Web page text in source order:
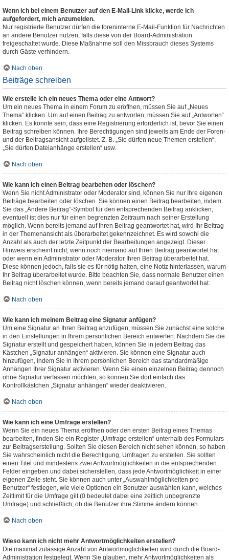
Wenn ich bei einem Benutzer auf den E-Mail-Link klicke, werde ich
aufgefordert, mich anzumelden.
Nur registrierte Benutzer dürfen die foreninterne E-Mail-Funktion für Nachrichten
an andere Benutzer nutzen, falls diese von der Board-Administration
freigeschaltet wurde. Diese Maßnahme soll den Missbrauch dieses Systems
durch Gäste verhindern.
Nach oben
Beiträge schreiben
Wie erstelle ich ein neues Thema oder eine Antwort?
Um ein neues Thema in einem Forum zu eröffnen, müssen Sie auf „Neues
Thema“ klicken. Um auf einen Beitrag zu antworten, müssen Sie auf „Antworten“
klicken. Es könnte sein, dass eine Registrierung erforderlich ist, bevor Sie einen
Beitrag schreiben können. Ihre Berechtigungen sind jeweils am Ende der Foren-
und der Beitragsansicht aufgelistet. Z. B. „Sie dürfen neue Themen erstellen“,
„Sie dürfen Dateianhänge erstellen“ usw.
Nach oben
Wie kann ich einen Beitrag bearbeiten oder löschen?
Wenn Sie nicht Administrator oder Moderator sind, können Sie nur Ihre eigenen
Beiträge bearbeiten oder löschen. Sie können einen Beitrag bearbeiten, indem
Sie das „Ändere Beitrag“-Symbol für den entsprechenden Beitrag anklicken;
eventuell ist dies nur für einen begrenzten Zeitraum nach seiner Erstellung
möglich. Wenn bereits jemand auf Ihren Beitrag geantwortet hat, wird Ihr Beitrag
in der Themenansicht als überarbeitet gekennzeichnet. Es wird sowohl die
Anzahl als auch der letzte Zeitpunkt der Bearbeitungen angezeigt. Dieser
Hinweis erscheint nicht, wenn noch niemand auf Ihren Beitrag geantwortet hat
oder wenn ein Administrator oder Moderator Ihren Beitrag überarbeitet hat.
Diese können jedoch, falls sie es für nötig halten, eine Notiz hinterlassen, warum
Ihr Beitrag überarbeitet wurde. Bitte beachten Sie, dass normale Benutzer einen
Beitrag nicht löschen können, wenn bereits jemand darauf geantwortet hat.
Nach oben
Wie kann ich meinem Beitrag eine Signatur anfügen?
Um eine Signatur an Ihren Beitrag anzufügen, müssen Sie zunächst eine solche
in den Einstellungen in Ihrem persönlichen Bereich entwerfen. Nachdem Sie die
Signatur erstellt und gespeichert haben, können Sie in jedem Beitrag das
Kästchen „Signatur anhängen“ aktivieren. Sie können eine Signatur auch
hinzufügen, indem Sie in Ihrem persönlichen Bereich das standardmäßige
Anhängen Ihrer Signatur aktivieren. Wenn Sie einen einzelnen Beitrag dennoch
ohne Signatur verfassen möchten, so können Sie dort einfach das
Kontrollkästchen „Signatur anhängen“ wieder deaktivieren.
Nach oben
Wie kann ich eine Umfrage erstellen?
Wenn Sie ein neues Thema eröffnen oder den ersten Beitrag eines Themas
bearbeiten, finden Sie ein Register „Umfrage erstellen“ unterhalb des Formulars
zur Beitragserstellung. Sollten Sie diesen Bereich nicht sehen können, so haben
Sie wahrscheinlich nicht die Berechtigung, Umfragen zu erstellen. Sie sollten
einen Titel und mindestens zwei Antwortmöglichkeiten in die entsprechenden
Felder eingeben und dabei sicherstellen, dass jede Antwortmöglichkeit in einer
eigenen Zeile steht. Sie können auch unter „Auswahlmöglichkeiten pro
Benutzer“ festlegen, wie viele Optionen ein Benutzer auswählen kann, welches
Zeitlimit für die Umfrage gilt (0 bedeutet dabei eine zeitlich unbegrenzte
Umfrage) und schließlich, ob die Benutzer ihre Stimme ändern können.
Nach oben
Wieso kann ich nicht mehr Antwortmöglichkeiten erstellen?
Die maximal zulässige Anzahl von Antwortmöglichkeiten wird durch die Board-
Administration festgelegt. Wenn Sie glauben, mehr Antwortmöglichkeiten als